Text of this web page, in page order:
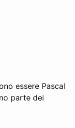
essere Pascal
parte dei